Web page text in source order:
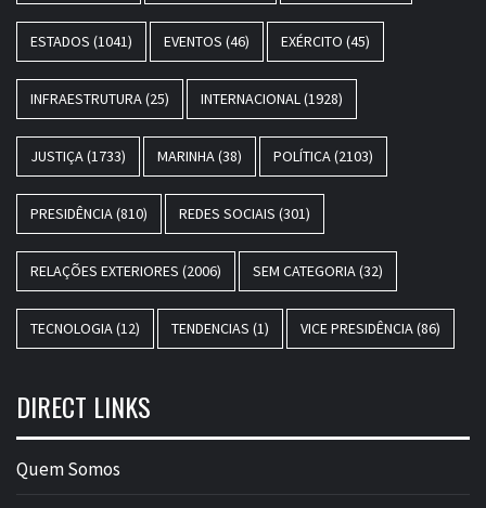
ESTADOS (1041) EVENTOS (46) EXÉRCITO (45)
INFRAESTRUTURA (25) INTERNACIONAL (1928)
JUSTIÇA (1733) MARINHA (38) POLÍTICA (2103)
PRESIDÊNCIA (810) REDES SOCIAIS (301)
RELAÇÕES EXTERIORES (2006) SEM CATEGORIA (32)
TECNOLOGIA (12) TENDENCIAS (1) VICE PRESIDÊNCIA (86)
DIRECT LINKS
Quem Somos